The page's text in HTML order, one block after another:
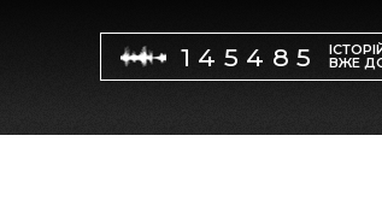
145485 ВЖЕ